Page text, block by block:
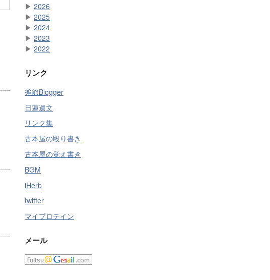
▶ 2026
▶ 2025
▶ 2024
▶ 2023
▶ 2022
リンク
斧節Blogger
日蓮遺文
リンク集
古本屋の殴り書き
古本屋の覚え書き
BGM
iHerb
twitter
マイプロテイン
メール